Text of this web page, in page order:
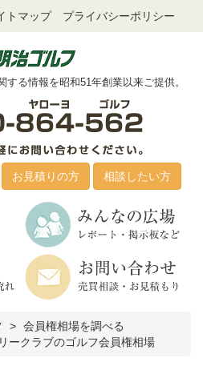
トマップ プライバシーポリシー
る情報を昭和51年創業以来ご提供。
お見積りの方 相談したい方
会員権相場を調べる
ークラブのゴルフ会員権相場